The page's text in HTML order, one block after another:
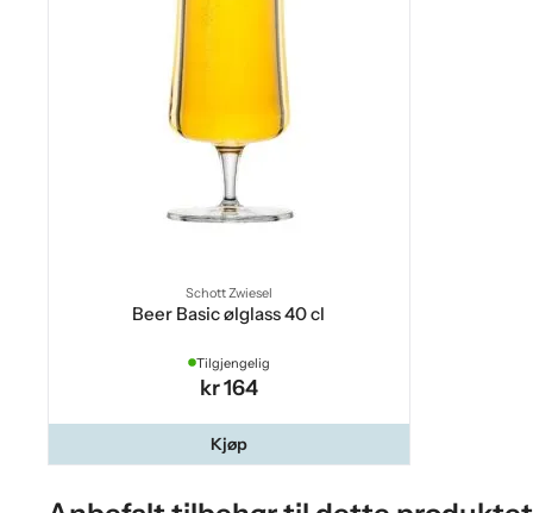
Schott Zwiesel
Beer Basic ølglass 40 cl
Tilgjengelig
kr 164
Kjøp